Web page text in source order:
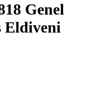
Genel
Eldiveni